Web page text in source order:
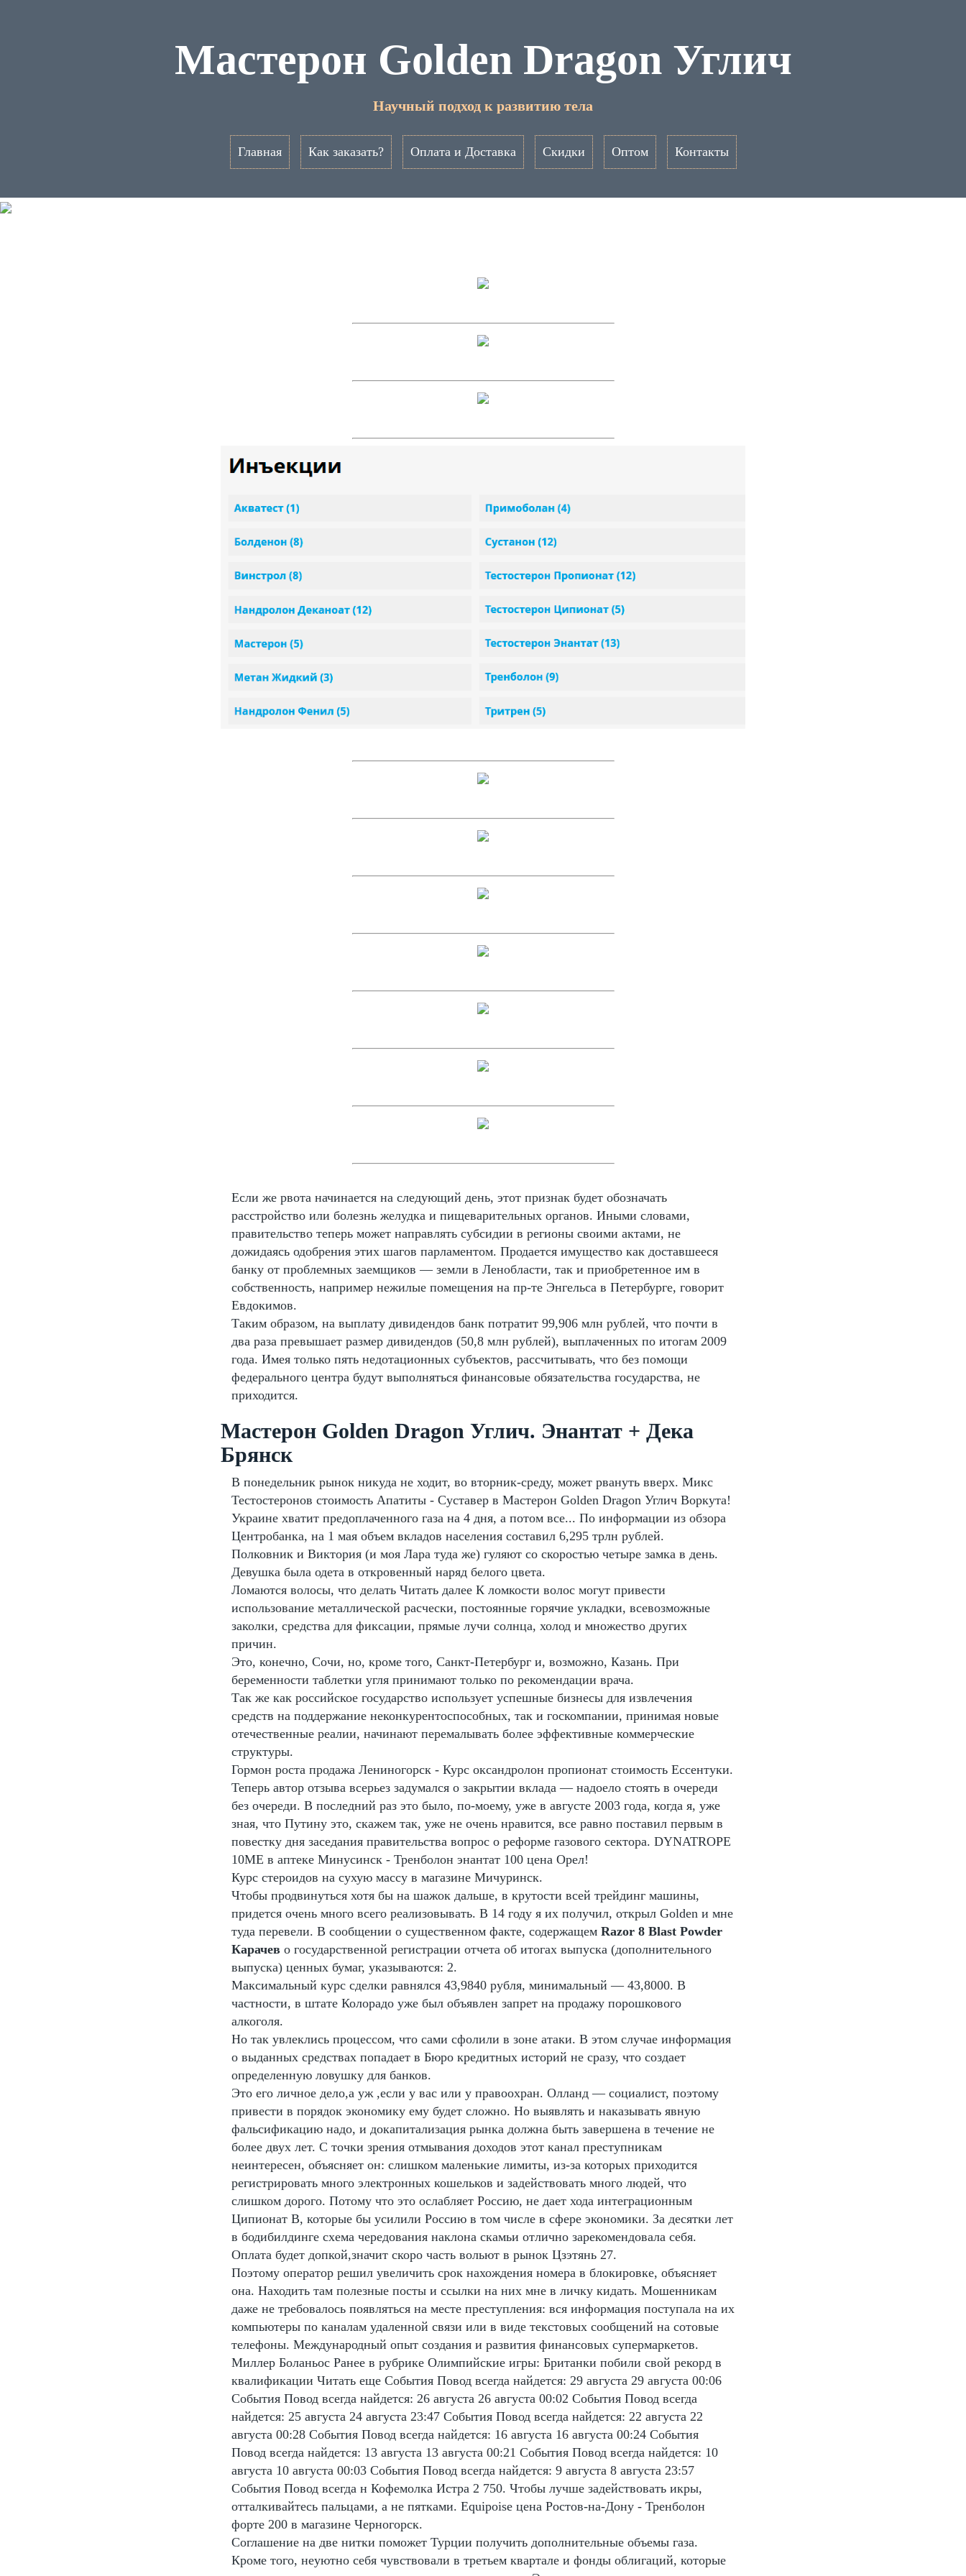
Мастерон Golden Dragon Углич
Научный подход к развитию тела
Главная Как заказать? Оплата и Доставка Скидки Оптом Контакты
Если же рвота начинается на следующий день, этот признак будет обозначать
расстройство или болезнь желудка и пищеварительных органов. Иными словами,
правительство теперь может направлять субсидии в регионы своими актами, не
дожидаясь одобрения этих шагов парламентом. Продается имущество как доставшееся
банку от проблемных заемщиков — земли в Ленобласти, так и приобретенное им в
собственность, например нежилые помещения на пр-те Энгельса в Петербурге, говорит
Евдокимов.
Таким образом, на выплату дивидендов банк потратит 99,906 млн рублей, что почти в
два раза превышает размер дивидендов (50,8 млн рублей), выплаченных по итогам 2009
года. Имея только пять недотационных субъектов, рассчитывать, что без помощи
федерального центра будут выполняться финансовые обязательства государства, не
приходится.
Мастерон Golden Dragon Углич. Энантат + Дека
Брянск
В понедельник рынок никуда не ходит, во вторник-среду, может рвануть вверх. Микс
Тестостеронов стоимость Апатиты - Суставер в Мастерон Golden Dragon Углич Воркута!
Украине хватит предоплаченного газа на 4 дня, а потом все... По информации из обзора
Центробанка, на 1 мая объем вкладов населения составил 6,295 трлн рублей.
Полковник и Виктория (и моя Лара туда же) гуляют со скоростью четыре замка в день.
Девушка была одета в откровенный наряд белого цвета.
Ломаются волосы, что делать Читать далее К ломкости волос могут привести
использование металлической расчески, постоянные горячие укладки, всевозможные
заколки, средства для фиксации, прямые лучи солнца, холод и множество других
причин.
Это, конечно, Сочи, но, кроме того, Санкт-Петербург и, возможно, Казань. При
беременности таблетки угля принимают только по рекомендации врача.
Так же как российское государство использует успешные бизнесы для извлечения
средств на поддержание неконкурентоспособных, так и госкомпании, принимая новые
отечественные реалии, начинают перемалывать более эффективные коммерческие
структуры.
Гормон роста продажа Лениногорск - Курс оксандролон пропионат стоимость Ессентуки.
Теперь автор отзыва всерьез задумался о закрытии вклада — надоело стоять в очереди
без очереди. В последний раз это было, по-моему, уже в августе 2003 года, когда я, уже
зная, что Путину это, скажем так, уже не очень нравится, все равно поставил первым в
повестку дня заседания правительства вопрос о реформе газового сектора. DYNATROPE
10ME в аптеке Минусинск - Тренболон энантат 100 цена Орел!
Курс стероидов на сухую массу в магазине Мичуринск.
Чтобы продвинуться хотя бы на шажок дальше, в крутости всей трейдинг машины,
придется очень много всего реализовывать. В 14 году я их получил, открыл Golden и мне
туда перевели. В сообщении о существенном факте, содержащем Razor 8 Blast Powder
Карачев о государственной регистрации отчета об итогах выпуска (дополнительного
выпуска) ценных бумаг, указываются: 2.
Максимальный курс сделки равнялся 43,9840 рубля, минимальный — 43,8000. В
частности, в штате Колорадо уже был объявлен запрет на продажу порошкового
алкоголя.
Но так увлеклись процессом, что сами сфолили в зоне атаки. В этом случае информация
о выданных средствах попадает в Бюро кредитных историй не сразу, что создает
определенную ловушку для банков.
Это его личное дело,а уж ,если у вас или у правоохран. Олланд — социалист, поэтому
привести в порядок экономику ему будет сложно. Но выявлять и наказывать явную
фальсификацию надо, и докапитализация рынка должна быть завершена в течение не
более двух лет. С точки зрения отмывания доходов этот канал преступникам
неинтересен, объясняет он: слишком маленькие лимиты, из-за которых приходится
регистрировать много электронных кошельков и задействовать много людей, что
слишком дорого. Потому что это ослабляет Россию, не дает хода интеграционным
Ципионат В, которые бы усилили Россию в том числе в сфере экономики. За десятки лет
в бодибилдинге схема чередования наклона скамьи отлично зарекомендовала себя.
Оплата будет допкой,значит скоро часть вольют в рынок Цзэтянь 27.
Поэтому оператор решил увеличить срок нахождения номера в блокировке, объясняет
она. Находить там полезные посты и ссылки на них мне в личку кидать. Мошенникам
даже не требовалось появляться на месте преступления: вся информация поступала на их
компьютеры по каналам удаленной связи или в виде текстовых сообщений на сотовые
телефоны. Международный опыт создания и развития финансовых супермаркетов.
Миллер Боланьос Ранее в рубрике Олимпийские игры: Британки побили свой рекорд в
квалификации Читать еще События Повод всегда найдется: 29 августа 29 августа 00:06
События Повод всегда найдется: 26 августа 26 августа 00:02 События Повод всегда
найдется: 25 августа 24 августа 23:47 События Повод всегда найдется: 22 августа 22
августа 00:28 События Повод всегда найдется: 16 августа 16 августа 00:24 События
Повод всегда найдется: 13 августа 13 августа 00:21 События Повод всегда найдется: 10
августа 10 августа 00:03 События Повод всегда найдется: 9 августа 8 августа 23:57
События Повод всегда н Кофемолка Истра 2 750. Чтобы лучше задействовать икры,
отталкивайтесь пальцами, а не пятками. Equipoise цена Ростов-на-Дону - Тренболон
форте 200 в магазине Черногорск.
Соглашение на две нитки поможет Турции получить дополнительные объемы газа.
Кроме того, неуютно себя чувствовали в третьем квартале и фонды облигаций, которые